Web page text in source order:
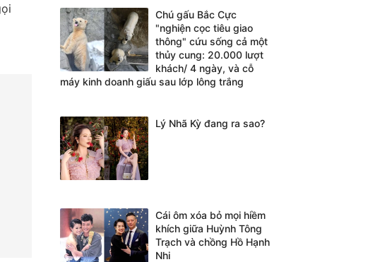
Chú gấu Bắc Cực
"nghiện cọc tiêu giao
thông" cứu sống cả một
thủy cung: 20.000 lượt
khách/ 4 ngày, và cỗ
máy kinh doanh giấu sau lớp lông trắng
Lý Nhã Kỳ đang ra sao?
Cái ôm xóa bỏ mọi hiềm
khích giữa Huỳnh Tông
Trạch và chồng Hồ Hạnh
Nhi